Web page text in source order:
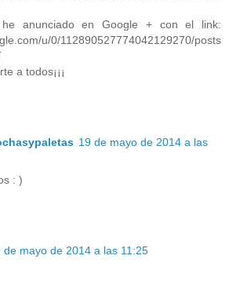
anunciado en Google + con el link:
u/0/112890527774042129270/posts
a todos¡¡¡
19 de mayo de 2014 a las
: )
de mayo de 2014 a las 11:25